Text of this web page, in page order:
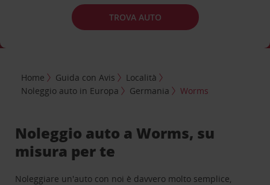
TROVA AUTO
Home Guida con Avis
Località
Noleggio auto in Europa
Germania Worms
Noleggio auto a Worms, su
misura per te
Noleggiare un'auto con noi è davvero molto semplice,